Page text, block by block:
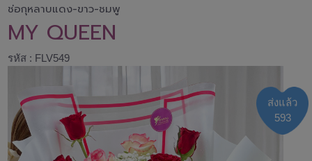
ช่อกุหลาบแดง-ขาว-ชมพู
MY QUEEN
รหัส : FLV549
ส่งแล้ว
593